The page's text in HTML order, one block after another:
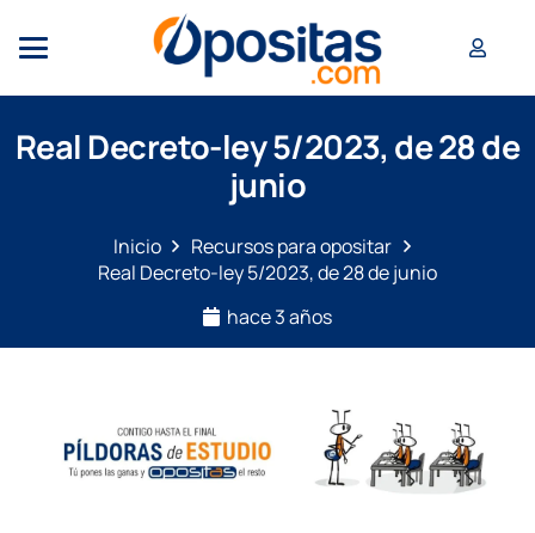
Real Decreto-ley 5/2023, de 28 de
junio
Inicio
Recursos para opositar
Real Decreto-ley 5/2023, de 28 de junio
hace 3 años